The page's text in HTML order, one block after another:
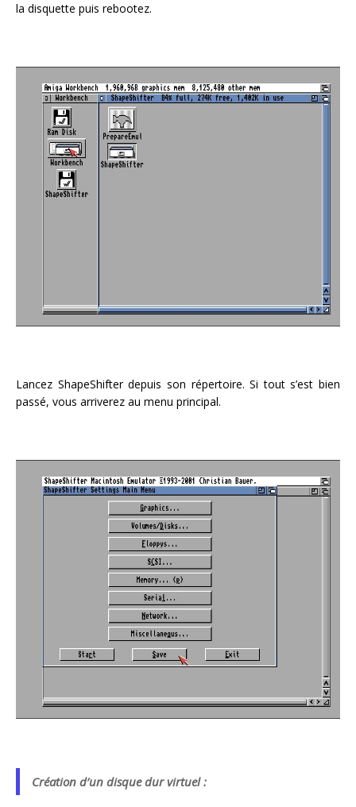
la disquette puis rebootez.
Lancez ShapeShifter depuis son répertoire. Si tout s’est bien
passé, vous arriverez au menu principal.
Création d’un disque dur virtuel :